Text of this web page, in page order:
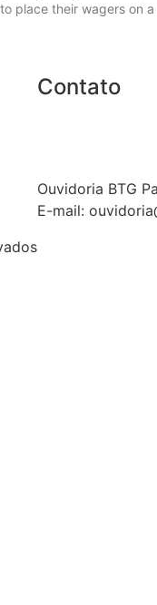
place their wagers on a
Contato
Ouvidoria BTG
E-mail: